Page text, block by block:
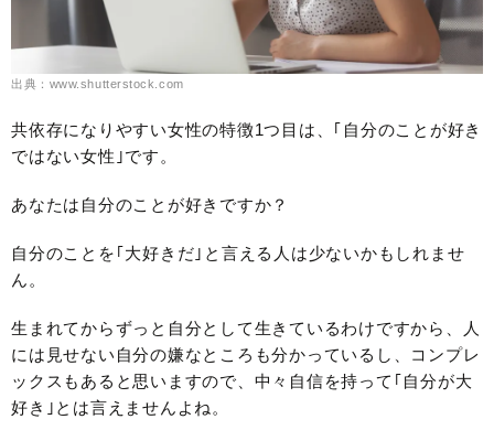
出典：www.shutterstock.com
共依存になりやすい女性の特徴1つ目は、｢自分のことが好き
ではない女性｣です。
あなたは自分のことが好きですか？
自分のことを｢大好きだ｣と言える人は少ないかもしれませ
ん。
生まれてからずっと自分として生きているわけですから、人
には見せない自分の嫌なところも分かっているし、コンプレ
ックスもあると思いますので、中々自信を持って｢自分が大
好き｣とは言えませんよね。